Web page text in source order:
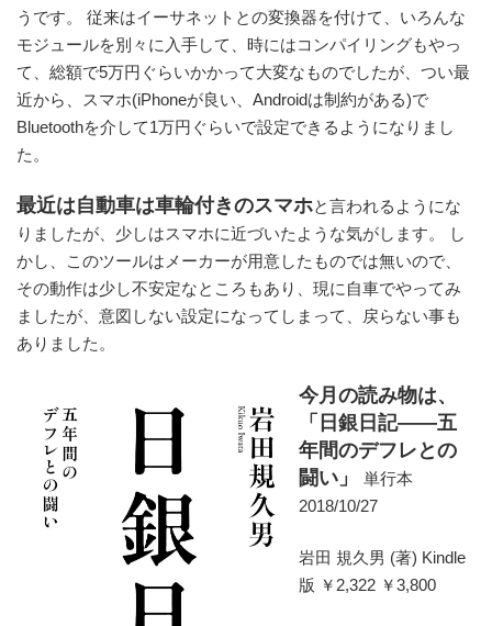
うです。 従来はイーサネットとの変換器を付けて、いろんな
モジュールを別々に入手して、時にはコンパイリングもやっ
て、総額で5万円ぐらいかかって大変なものでしたが、つい最
近から、スマホ(iPhoneが良い、Androidは制約がある)で
Bluetoothを介して1万円ぐらいで設定できるようになりまし
た。
最近は自動車は車輪付きのスマホと言われるようにな
りましたが、少しはスマホに近づいたような気がします。 し
かし、このツールはメーカーが用意したものでは無いので、
その動作は少し不安定なところもあり、現に自車でやってみ
ましたが、意図しない設定になってしまって、戻らない事も
ありました。
今月の読み物は、
「日銀日記――五
年間のデフレとの
闘い」 単行本
2018/10/27
岩田 規久男 (著) Kindle
版 ￥2,322 ￥3,800